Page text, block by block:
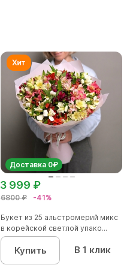
Доставка 0₽
6800 ₽ -41%
3 999 ₽
Букет из 25 альстромерий микс
в корейской светлой упако...
Купить В 1 клик